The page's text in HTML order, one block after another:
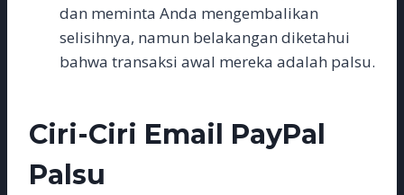
dan meminta Anda mengembalikan
selisihnya, namun belakangan diketahui
bahwa transaksi awal mereka adalah palsu.
Ciri-Ciri Email PayPal
Palsu